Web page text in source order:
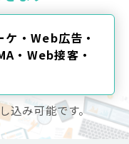
・Web広告・
・Web接客・
込み可能です。